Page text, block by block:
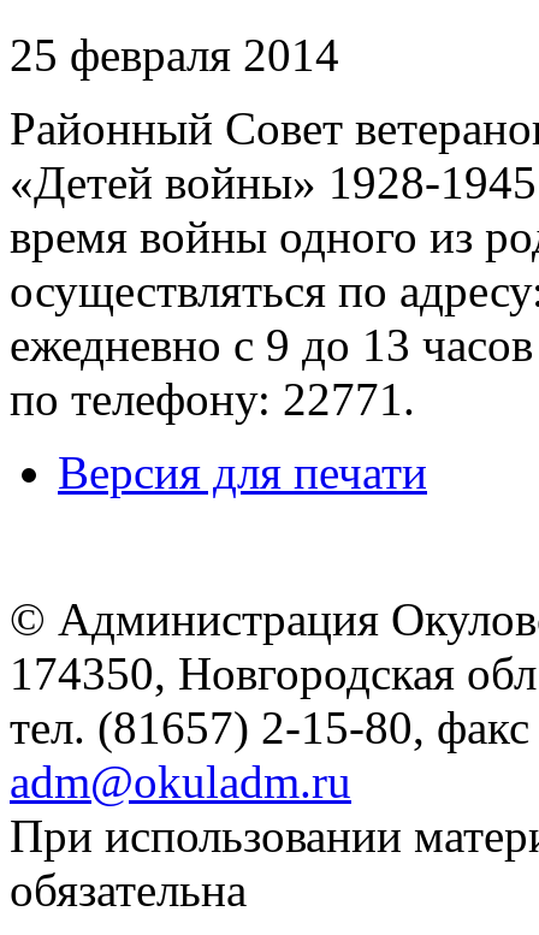
25 февраля 2014
Районный Совет
«Детей войны» 1928-
время войны одного из
осуществляться по
ежедневно с 9 до 13
по телефону: 22771.
Версия для печати
© Администрация
174350, Новгородская
тел. (81657) 2-15-80,
adm@okuladm.ru
При использовании
обязательна